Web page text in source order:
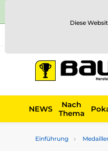
NEWS
Nach
Thema
Einführung
Diese